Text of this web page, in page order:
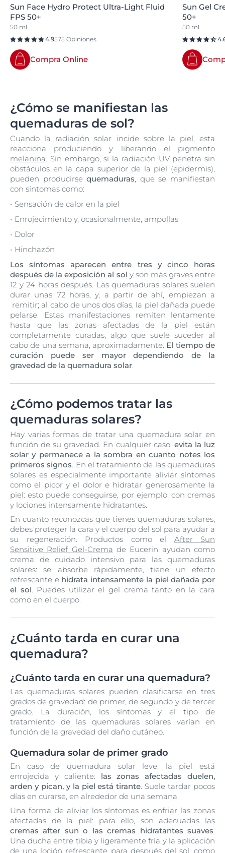
Sun Face Hydro Protect Ultra-Light Fluid
FPS 50+
50 ml
4.9575 Opiniones
Compra Online
Sun Gel
50+
50 ml
¿Cómo se manifiestan las
quemaduras de sol?
Cuando la radiación solar incide sobre la piel, esta
reacciona produciendo y liberando el pigmento
melanina. Sin embargo, si la radiación UV penetra sin
obstáculos en la capa superior de la piel (epidermis),
pueden producirsequemaduras, que se manifiestan
con síntomas como:
Sensación de calor en la piel
Enrojecimiento y, ocasionalmente, ampollas
Dolor
Hinchazón
Los síntomas aparecen entre tres y cinco horas
después de la exposición al sol y son más graves entre
12 y 24 horas después. Las quemaduras solares suelen
durar unas 72 horas, y, a partir de ahí, empiezan a
remitir; al cabo de unos dos días, la piel dañada puede
pelarse. Estas manifestaciones remiten lentamente
hasta que las zonas afectadas de la piel están
completamente curadas, algo que suele suceder al
cabo de una semana, aproximadamente. El tiempo de
curación puede ser mayor dependiendo de la
gravedad de la quemadura solar.
¿Cómo podemos tratar las
quemaduras solares?
Hay varias formas de tratar una quemadura solar en
función de su gravedad. En cualquier caso, evita la luz
solar y permanece a la sombra en cuanto notes los
primeros signos. En el tratamiento de las quemaduras
solares es especialmente importante aliviar síntomas
como el picor y el dolor e hidratar generosamente la
piel: esto puede conseguirse, por ejemplo, con cremas
y lociones intensamente hidratantes.
En cuanto reconozcas que tienes quemaduras solares,
debes proteger la cara y el cuerpo del sol para ayudar a
su regeneración. Productos como el After Sun
Sensitive Relief Gel-Crema de Eucerin ayudan como
crema de cuidado intensivo para las quemaduras
solares: se absorbe rápidamente, tiene un efecto
refrescante e hidrata intensamente la piel dañada por
el sol. Puedes utilizar el gel crema tanto en la cara
como en el cuerpo.
¿Cuánto tarda en curar una
quemadura?
¿Cuánto tarda en curar una quemadura?
Las quemaduras solares pueden clasificarse en tres
grados de gravedad: de primer, de segundo y de tercer
grado. La duración, los síntomas y el tipo de
tratamiento de las quemaduras solares varían en
función de la gravedad del daño cutáneo.
Quemadura solar de primer grado
En caso de quemadura solar leve, la piel está
enrojecida y caliente: las zonas afectadas duelen,
arden y pican, y la piel está tirante. Suele tardar pocos
días en curarse, en alrededor de una semana.
Una forma de aliviar los síntomas es enfriar las zonas
afectadas de la piel: para ello, son adecuadas las
cremas after sun o las cremas hidratantes suaves.
Una ducha entre tibia y ligeramente fría y la aplicación
de una loción refrescante para después del sol, como